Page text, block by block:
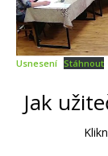
Usnesení Stáhnout
Jak